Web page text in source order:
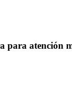
para atención